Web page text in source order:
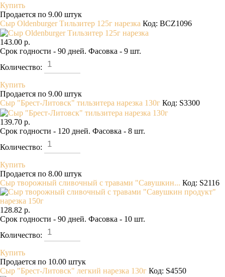
Купить
Продается по 9.00 штук
Сыр Oldenburger Тильзитер 125г нарезка Код: BCZ1096
143.00 р.
Срок годности - 90 дней. Фасовка - 9 шт.
Количество:
Купить
Продается по 9.00 штук
Сыр "Брест-Литовск" тильзитера нарезка 130г Код: S3300
139.70 р.
Срок годности - 120 дней. Фасовка - 8 шт.
Количество:
Купить
Продается по 8.00 штук
Сыр творожный сливочный с травами "Савушкин... Код: S2116
128.82 р.
Срок годности - 90 дней. Фасовка - 10 шт.
Количество:
Купить
Продается по 10.00 штук
Сыр "Брест-Литовск" легкий нарезка 130г Код: S4550